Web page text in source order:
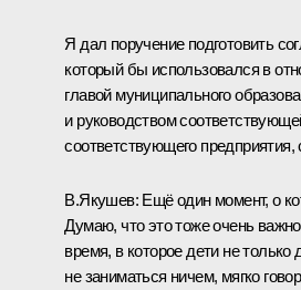
Я дал поручение подготовить
который бы использовался в
главой муниципального
и руководством
соответствующего предприятия,
В.Якушев: Ещё один момент, о
Думаю, что это тоже очень
время, в которое дети не
не заниматься ничем, мягко